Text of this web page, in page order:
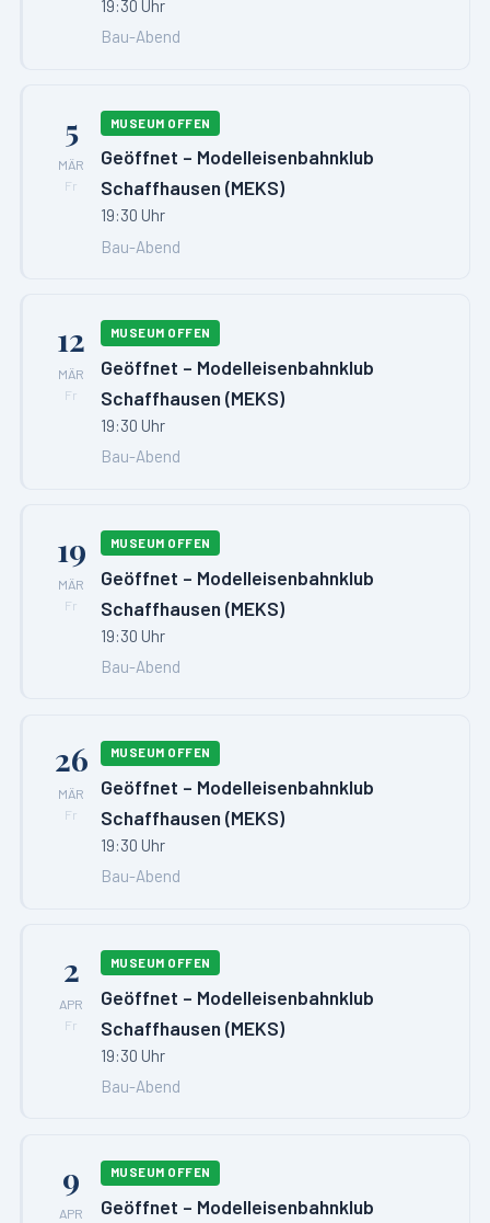
19:30 Uhr
Bau-Abend
5
MÄR
Fr
MUSEUM OFFEN
Geöffnet – Modelleisenbahnklub
Schaffhausen (MEKS)
19:30 Uhr
Bau-Abend
12
MÄR
Fr
MUSEUM OFFEN
Geöffnet – Modelleisenbahnklub
Schaffhausen (MEKS)
19:30 Uhr
Bau-Abend
19
MÄR
Fr
MUSEUM OFFEN
Geöffnet – Modelleisenbahnklub
Schaffhausen (MEKS)
19:30 Uhr
Bau-Abend
26
MÄR
Fr
MUSEUM OFFEN
Geöffnet – Modelleisenbahnklub
Schaffhausen (MEKS)
19:30 Uhr
Bau-Abend
2
APR
Fr
MUSEUM OFFEN
Geöffnet – Modelleisenbahnklub
Schaffhausen (MEKS)
19:30 Uhr
Bau-Abend
9
APR
MUSEUM OFFEN
Geöffnet – Modelleisenbahnklub